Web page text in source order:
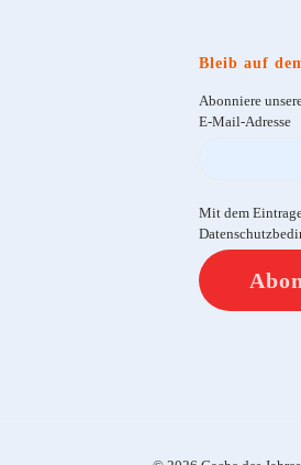
Bleib auf
Abonniere
E-Mail-Adresse
Mit dem